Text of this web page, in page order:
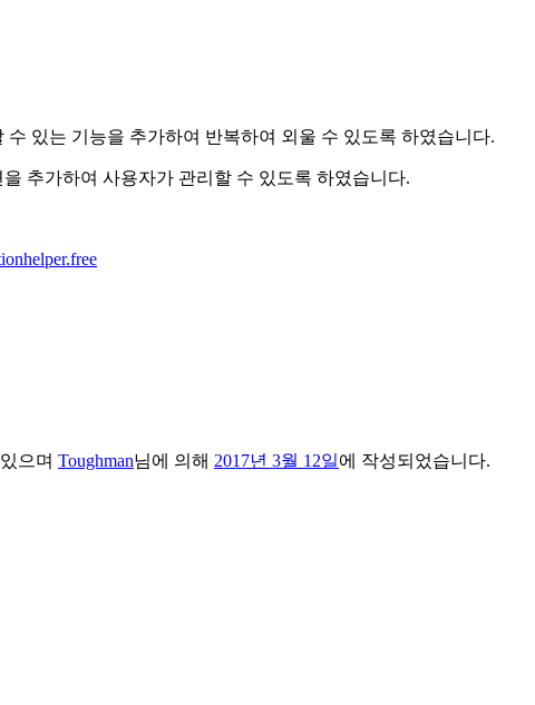
있는 기능을 추가하여 반복하여 외울 수 있도록 하였습니다.
추가하여 사용자가 관리할 수 있도록 하였습니다.
으며 Toughman님에 의해 2017년 3월 12일에 작성되었습니다.